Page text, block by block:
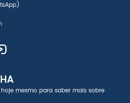
mesmo para saber mais sobre